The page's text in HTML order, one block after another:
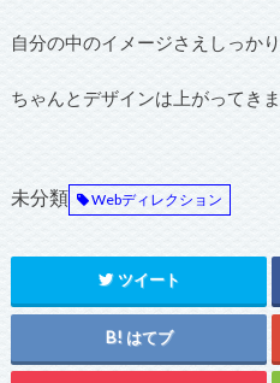
自分の中のイメージさえしっか
ちゃんとデザインは上がってきま
未分類 Webディレクション
ツイート
はてブ